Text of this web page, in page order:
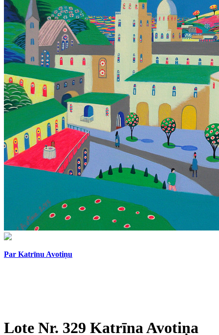
Par Katrīnu Avotiņu
Lote Nr. 329 Katrīna Avotiņa